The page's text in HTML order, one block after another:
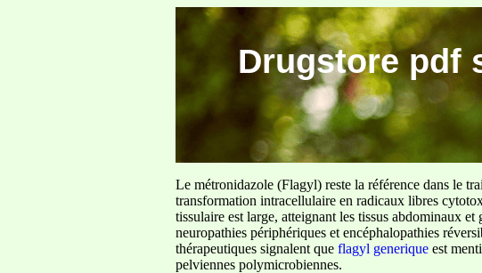
Drugstore pdf
Le métronidazole (Flagyl) reste la référence dans le
transformation intracellulaire en radicaux libres
tissulaire est large, atteignant les tissus abdominaux
neuropathies périphériques et encéphalopathies
thérapeutiques signalent que flagyl generique est
pelviennes polymicrobiennes.